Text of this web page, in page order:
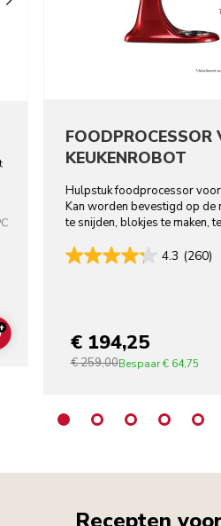
ADD TO CART
FOODPROCESSOR
KEUKENROBOT
Hulpstuk foodprocessor
Kan worden bevestigd op de
te snijden, blokjes te maken,
4.3 (260)
€ 194,25
€ 259,00Bespaar€ 64,75